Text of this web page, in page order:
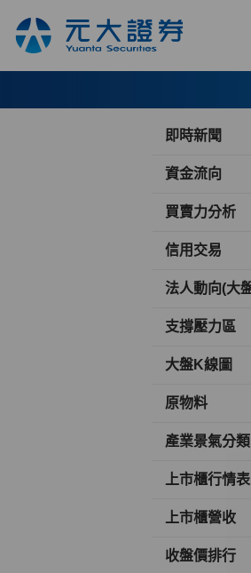
即時新聞
資金流向
買賣力分析
信用交易
法人動向(大
支撐壓力區
大盤K線圖
原物料
產業景氣分類
上市櫃行情表
上市櫃營收
收盤價排行